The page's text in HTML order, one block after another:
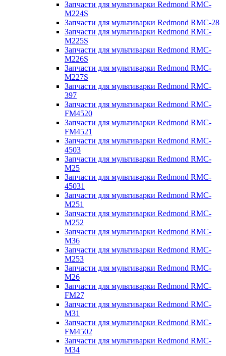
Запчасти для мультиварки Redmond RMC-
M224S
Запчасти для мультиварки Redmond RMC-28
Запчасти для мультиварки Redmond RMC-
M225S
Запчасти для мультиварки Redmond RMC-
M226S
Запчасти для мультиварки Redmond RMC-
M227S
Запчасти для мультиварки Redmond RMC-
397
Запчасти для мультиварки Redmond RMC-
FM4520
Запчасти для мультиварки Redmond RMC-
FM4521
Запчасти для мультиварки Redmond RMC-
4503
Запчасти для мультиварки Redmond RMC-
M25
Запчасти для мультиварки Redmond RMC-
45031
Запчасти для мультиварки Redmond RMC-
M251
Запчасти для мультиварки Redmond RMC-
M252
Запчасти для мультиварки Redmond RMC-
M36
Запчасти для мультиварки Redmond RMC-
M253
Запчасти для мультиварки Redmond RMC-
M26
Запчасти для мультиварки Redmond RMC-
FM27
Запчасти для мультиварки Redmond RMC-
M31
Запчасти для мультиварки Redmond RMC-
FM4502
Запчасти для мультиварки Redmond RMC-
M34